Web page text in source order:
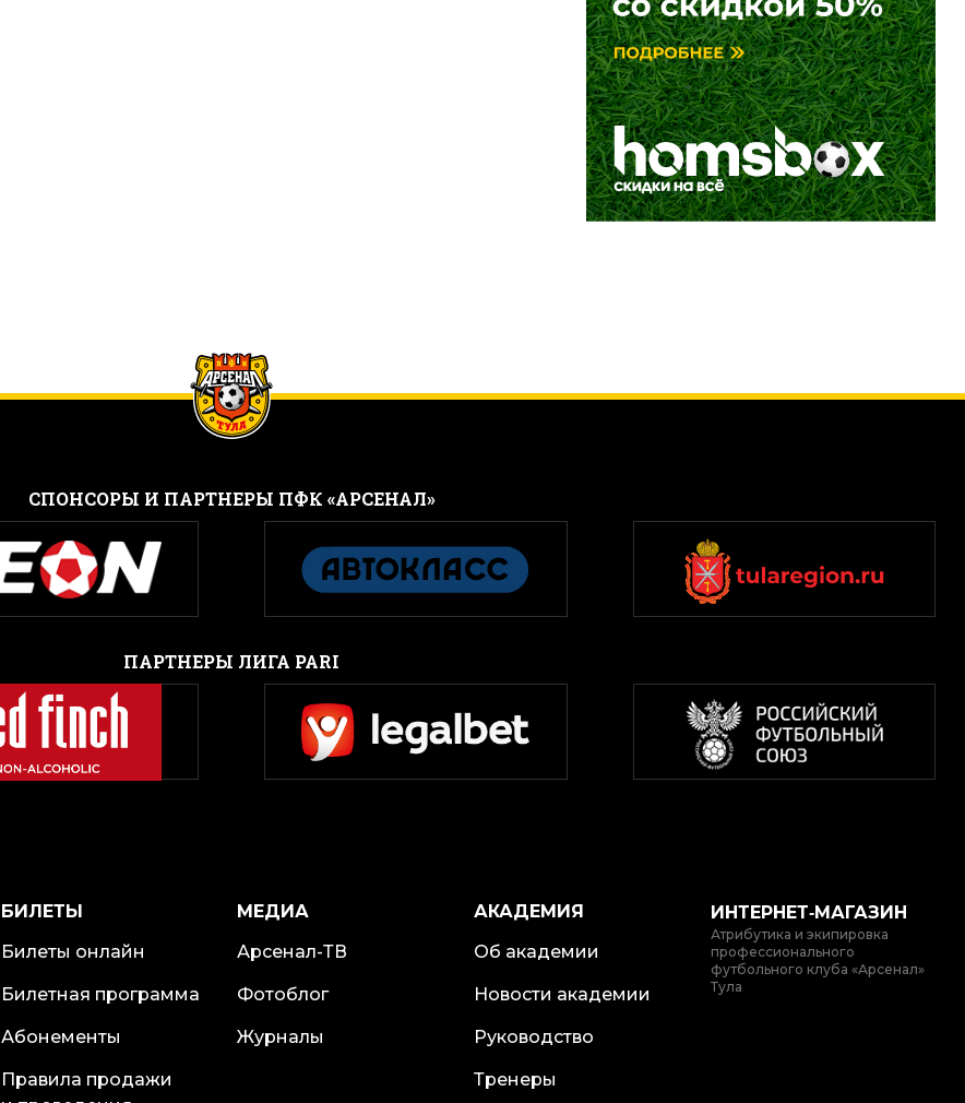
CПОНСОРЫ И ПАРТНЕРЫ ПФК «АРСЕНАЛ»
ПАРТНЕРЫ ЛИГА PARI
БИЛЕТЫ
Билеты онлайн
Билетная программа
Абонементы
Правила продажи
МЕДИА
Арсенал-ТВ
Фотоблог
Журналы
АКАДЕМИЯ
Об академии
Новости академии
Руководство
Тренеры
ИНТЕРНЕТ‑МАГАЗИН
Атрибутика и экипировка
профессионального
футбольного клуба «Арсенал»
Тула